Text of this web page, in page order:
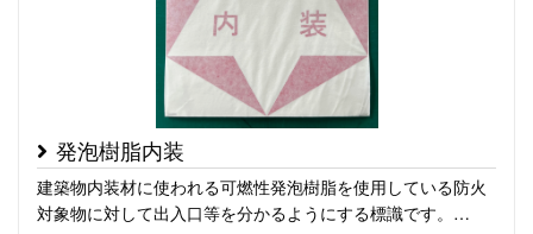
発泡樹脂内装
建築物内装材に使われる可燃性発泡樹脂を使用している防火
対象物に対して出入口等を分かるようにする標識です。…